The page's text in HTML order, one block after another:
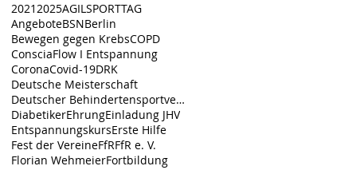
20212025AGILSPORTTAG
AngeboteBSNBerlin
Bewegen gegen KrebsCOPD
ConsciaFlow I Entspannung
CoronaCovid-19DRK
Deutsche Meisterschaft
Deutscher Behindertensportverband
DiabetikerEhrungEinladung JHV
EntspannungskursErste Hilfe
Fest der VereineFfRFfR e. V.
Florian WehmeierFortbildung